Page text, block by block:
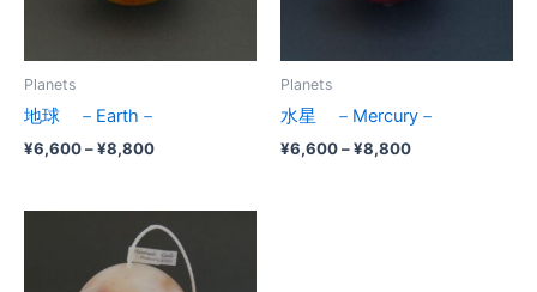
Planets
地球 －Earth－
¥6,600–¥8,800
Planets
水星 －Mercury－
¥6,600–¥8,800
格
帯:
¥6,600